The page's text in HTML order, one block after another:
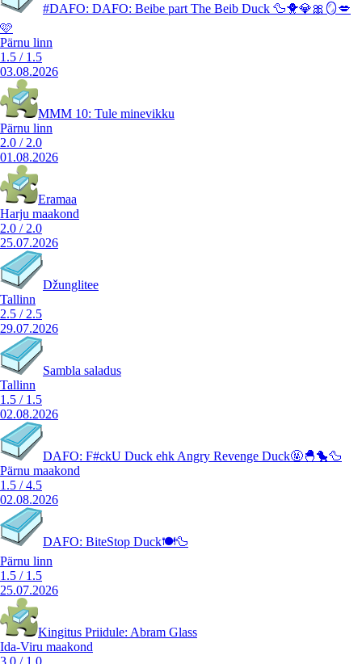
#DAFO: DAFO: Beibe part The Beib Duck 🦆🐥💎🎀🪞💋
🩷
Pärnu linn
1.5 / 1.5
03.08.2026
MMM 10: Tule minevikku
Pärnu linn
2.0 / 2.0
01.08.2026
Eramaa
Harju maakond
2.0 / 2.0
25.07.2026
Džunglitee
Tallinn
2.5 / 2.5
29.07.2026
Sambla saladus
Tallinn
1.5 / 1.5
02.08.2026
DAFO: F#ckU Duck ehk Angry Revenge Duck🤬🐣🐤🦆
Pärnu maakond
1.5 /4.5
02.08.2026
DAFO: BiteStop Duck🍽️🦆
Pärnu linn
1.5 / 1.5
25.07.2026
Kingitus Priidule: Abram Glass
Ida-Viru maakond
3.0 / 1.0